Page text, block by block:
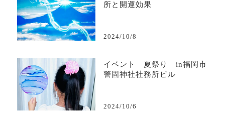
所と開運効果
2024/10/8
イベント 夏祭り in福岡市
警固神社社務所ビル
2024/10/6